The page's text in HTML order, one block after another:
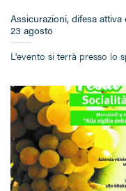
Assicurazioni, difesa
23 agosto
L'evento si terrà presso lo